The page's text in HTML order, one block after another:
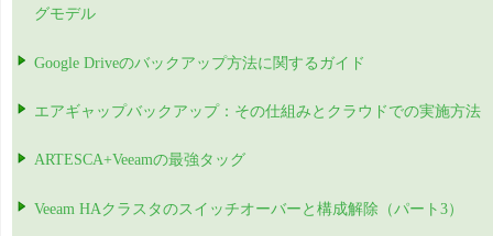
グモデル
Google Driveのバックアップ方法に関するガイド
エアギャップバックアップ：その仕組みとクラウドでの実施方法
ARTESCA+Veeamの最強タッグ
Veeam HAクラスタのスイッチオーバーと構成解除（パート3）